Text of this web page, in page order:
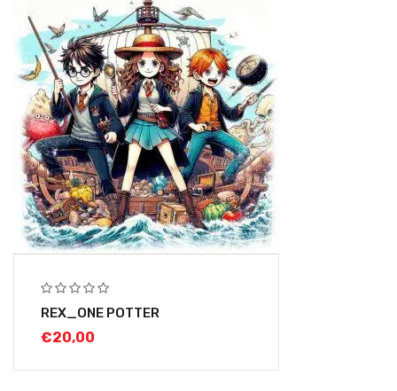
REX_ONE POTTER
€20,00